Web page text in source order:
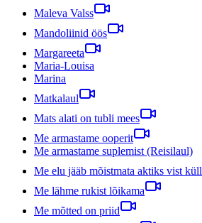
Maleva Valss
Mandoliinid öös
Margareeta
Maria-Louisa
Marina
Matkalaul
Mats alati on tubli mees
Me armastame ooperit
Me armastame suplemist (Reisilaul)
Me elu jääb mõistmata aktiks vist küll
Me lähme rukist lõikama
Me mõtted on priid